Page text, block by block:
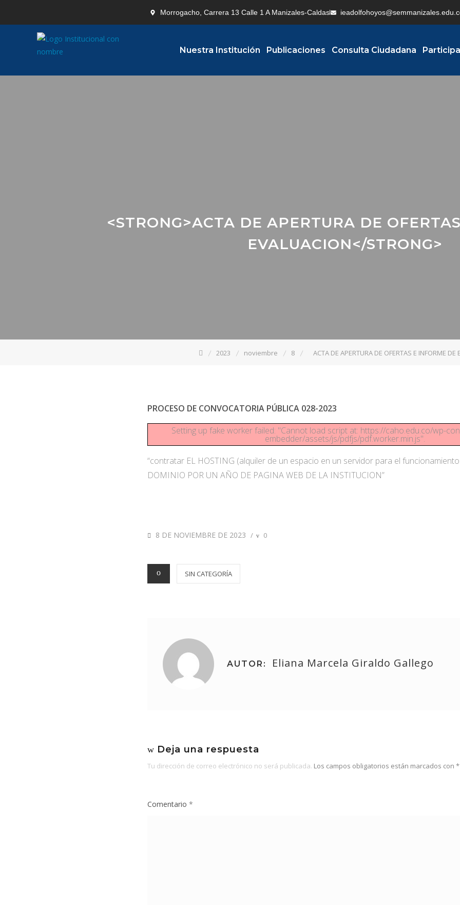
Morrogacho, Carrera 13 Calle 1 A Manizales-Caldas
Nuestra Institución Publicaciones Consulta Ciudadana Participa
<STRONG>ACTA DE APERTURA DE
EVALUACION</STRONG>
2023 noviembre 8 ACTA DE APERTURA DE OFERTAS E INFORME DE
PROCESO DE CONVOCATORIA PÚBLICA 028-2023
Setting up fake worker failed: "Cannot load script at: https://caho.edu.co/wp-
embedder/assets/js/pdfjs/pdf.worker.min.js".
“contratar EL HOSTING (alquiler de un espacio en un servidor para el
DOMINIO POR UN AÑO DE PAGINA WEB DE LA INSTITUCION”
8 DE NOVIEMBRE DE 2023 / 0
SIN CATEGORÍA
AUTOR: Eliana Marcela Giraldo Gallego
Deja una respuesta
Tu dirección de correo electrónico no será publicada. Los campos obligatorios están marcados con *
Comentario *